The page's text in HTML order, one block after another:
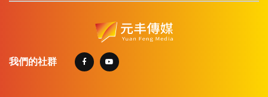
我們的社群